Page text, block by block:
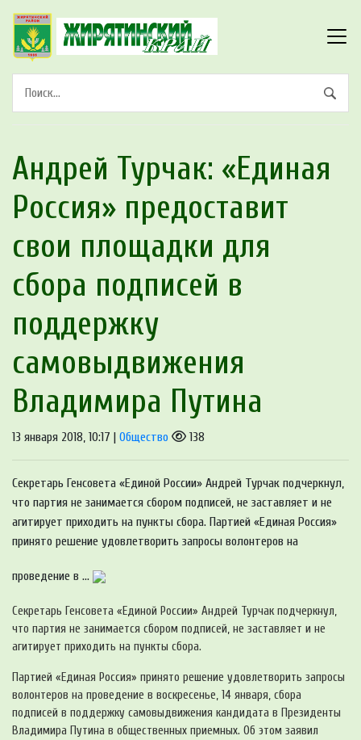
Андрей Турчак: «Единая
Россия» предоставит
свои площадки для
сбора подписей в
поддержку
самовыдвижения
Владимира Путина
13 января 2018, 10:17 | Общество 138
Секретарь Генсовета «Единой России» Андрей Турчак подчеркнул,
что партия не занимается сбором подписей, не заставляет и не
агитирует приходить на пункты сбора. Партией «Единая Россия»
принято решение удовлетворить запросы волонтеров на
проведение в ...
Секретарь Генсовета «Единой России» Андрей Турчак подчеркнул,
что партия не занимается сбором подписей, не заставляет и не
агитирует приходить на пункты сбора.
Партией «Единая Россия» принято решение удовлетворить запросы
волонтеров на проведение в воскресенье, 14 января, сбора
подписей в поддержку самовыдвижения кандидата в Президенты
Владимира Путина в общественных приемных. Об этом заявил